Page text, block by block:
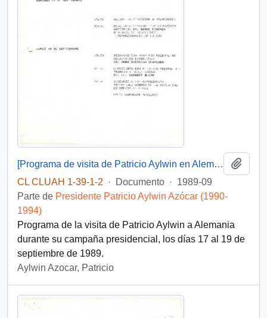
[Programa de visita de Patricio Aylwin en Alemania]
CL CLUAH 1-39-1-2
· Documento · 1989-09
Parte de Presidente Patricio Aylwin Azócar (1990-
1994)
Programa de la visita de Patricio Aylwin a Alemania
durante su campaña presidencial, los días 17 al 19 de
septiembre de 1989.
Aylwin Azocar, Patricio